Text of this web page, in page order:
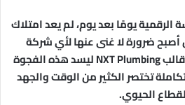
الرقمية يومًا بعد يوم، لم يعد امتلاك
أصبح ضرورة لا غنى عنها لأي شركة
سباكة تطمح للنمو. ويأتي قالب NXT Plumbing ليسد هذه الفجوة
تختصر الكثير من الوقت والجهد
الحيوي.